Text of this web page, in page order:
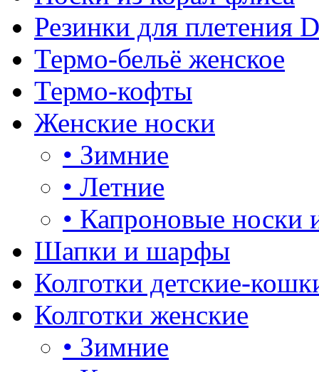
Резинки для плетения
Термо-бельё женское
Термо-кофты
Женские носки
• Зимние
• Летние
• Капроновые носки
Шапки и шарфы
Колготки детские-
Колготки женские
• Зимние